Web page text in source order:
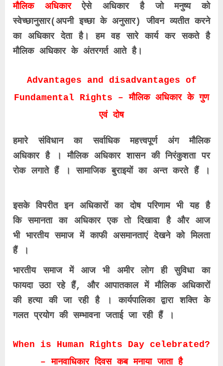
मौलिक अधिकारऐसे अधिकार है जो मनुष्य को
स्वेच्छानुसार(अपनी इच्छा के अनुसार) जीवन व्यतीत करने
का अधिकार देता है। हम वह सारे कार्य कर सकते है
मौलिक अधिकार के अंतरगर्त आते है।
Advantages and disadvantages of
Fundamental Rights – मौलिक अधिकार के गुण
एवं दोष
हमारे संविधान का सर्वाधिक महत्त्वपूर्ण अंग मौलिक
अधिकार है । मौलिक अधिकार शासन की निरंकुशता पर
रोक लगाते हैं । सामाजिक बुराइयों का अन्त करते हैं ।
इसके विपरीत इन अधिकारों का दोष परिणाम भी यह है
कि समानता का अधिकार एक तो दिखावा है और आज
भी भारतीय समाज में काफी असमानताएं देखने को मिलता
हैं ।
भारतीय समाज में आज भी अमीर लोग ही सुविधा का
फायदा उठा रहे हैं, और आपातकाल में मौलिक अधिकारों
की हत्या की जा रही है । कार्यपालिका द्वारा शक्ति के
गलत प्रयोग की सम्भावना जताई जा रही हैं ।
When is Human Rights Day celebrated?
– मानवाधिकार दिवस कब मनाया जाता है